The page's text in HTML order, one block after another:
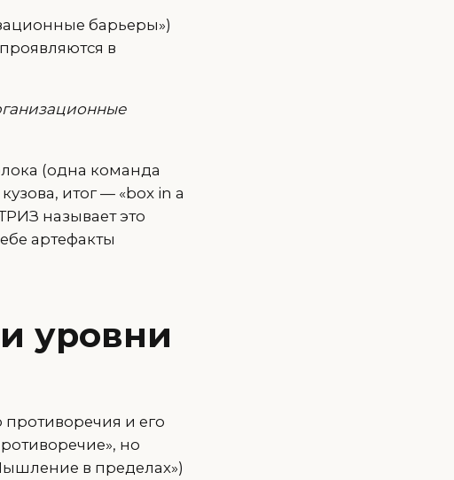
барьеры»)
в
(одна команда
итог — «box in a
называет это
артефакты
уровни
противоречия и его
но
в пределах»)